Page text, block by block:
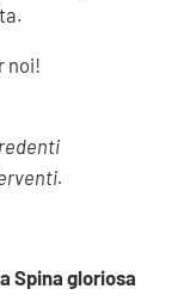
noi!
Spina gloriosa